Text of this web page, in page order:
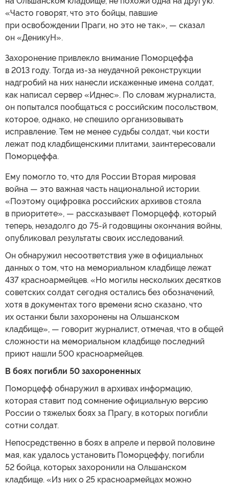
«Часто говорят, что это бойцы, павшие
при освобождении Праги, но это не так», — сказал
он «ДеникуН».
Захоронение привлекло внимание Поморцеффа
в 2013 году. Тогда из-за неудачной реконструкции
надгробий на них нанесли искаженные имена солдат,
как написал сервер «Иднес». По словам журналиста,
он попытался пообщаться с российским посольством,
которое, однако, не спешило организовывать
исправление. Тем не менее судьбы солдат, чьи кости
лежат под кладбищенскими плитами, заинтересовали
Поморцеффа.
Ему помогло то, что для России Вторая мировая
война — это важная часть национальной истории.
«Поэтому оцифровка российских архивов стояла
в приоритете», — рассказывает Поморцефф, который
теперь, незадолго до 75-й годовщины окончания войны,
опубликовал результаты своих исследований.
Он обнаружил несоответствия уже в официальных
данных о том, что на мемориальном кладбище лежат
437 красноармейцев. «Но могилы нескольких десятков
советских солдат сегодня остались без обозначений,
хотя в документах того времени ясно сказано, что
их останки были захоронены на Ольшанском
кладбище», — говорит журналист, отмечая, что в общей
сложности на мемориальном кладбище последний
приют нашли 500 красноармейцев.
В боях погибли 50 захороненных
Поморцефф обнаружил в архивах информацию,
которая ставит под сомнение официальную версию
России о тяжелых боях за Прагу, в которых погибли
сотни солдат.
Непосредственно в боях в апреле и первой половине
мая, как удалось установить Поморцеффу, погибли
52 бойца, которых захоронили на Ольшанском
кладбище. «Из них о 25 красноармейцах можно